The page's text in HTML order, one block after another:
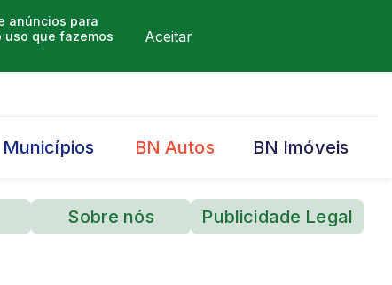
anúncios para
uso que fazemos
Aceitar
Municípios BN Autos BN Imóveis
Sobre nós Publicidade Legal